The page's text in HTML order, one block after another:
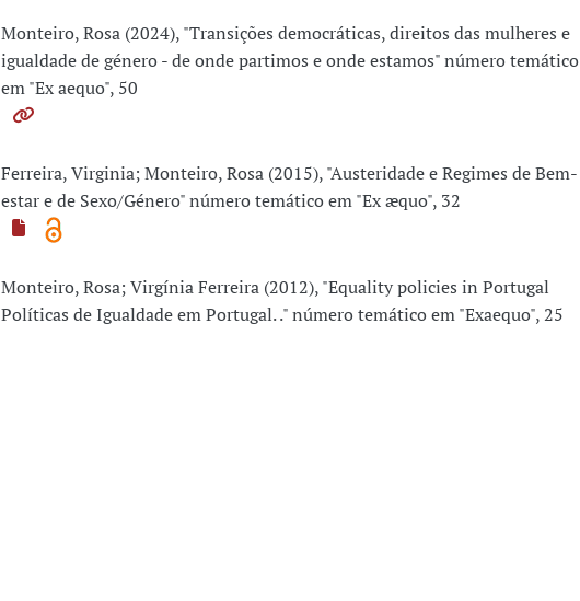
Monteiro, Rosa (2024), "Transições democráticas, direitos das mulheres e
igualdade de género - de onde partimos e onde estamos" número temático
em "Ex aequo", 50
Ferreira, Virginia; Monteiro, Rosa (2015), "Austeridade e Regimes de Bem-
estar e de Sexo/Género" número temático em "Ex æquo", 32
Monteiro, Rosa; Virgínia Ferreira (2012), "Equality policies in Portugal
Políticas de Igualdade em Portugal. ." número temático em "Exaequo", 25